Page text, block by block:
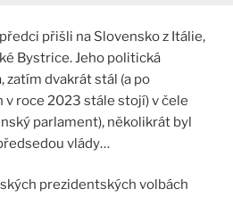
přišli na Slovensko z Itálie,
Bystrice. Jeho politická
zatím dvakrát stál (a po
roce 2023 stále stojí) v čele
parlament), několikrát byl
vlády…
prezidentských volbách